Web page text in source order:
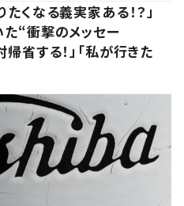
たくなる義実家ある！？」
“衝撃のメッセー
省する！」「私が行きた